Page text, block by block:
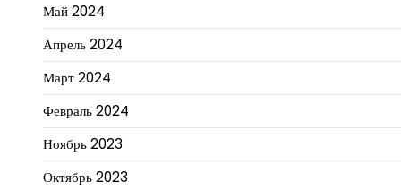
Май 2024
Апрель 2024
Март 2024
Февраль 2024
Ноябрь 2023
Октябрь 2023